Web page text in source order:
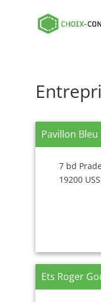
Pavillon Bleu
7 bd Prade
19200
Ets Roger